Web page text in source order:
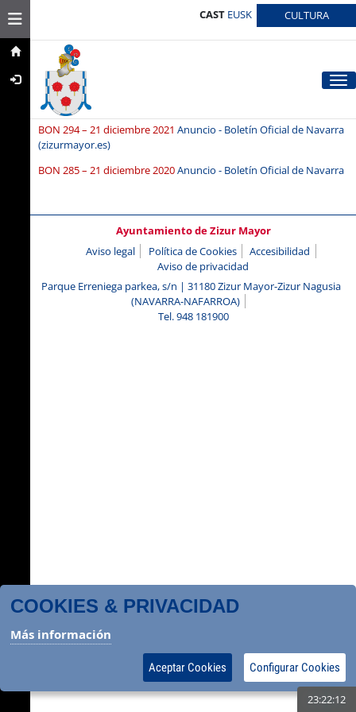
23:22:13
Toggle navigation CAST EUSK CULTURA
BON 294 – 21 diciembre 2021 Anuncio - Boletín Oficial de Navarra
(zizurmayor.es)
BON 285 – 21 diciembre 2020Anuncio - Boletín Oficial de Navarra
Ayuntamiento de Zizur Mayor
Aviso legal
Política de Cookies
Accesibilidad
Aviso de privacidad
Parque Erreniega parkea, s/n | 31180 Zizur Mayor-Zizur Nagusia
(NAVARRA-NAFARROA)
Tel. 948 181900
COOKIES & PRIVACIDAD
Más información
Aceptar Cookies Configurar Cookies